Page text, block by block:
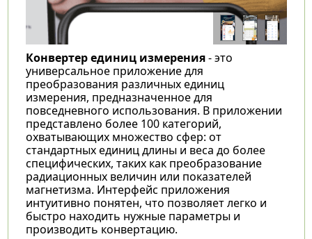
Конвертер единиц измерения- это
универсальное приложение для
преобразования различных единиц
измерения, предназначенное для
повседневного использования. В приложении
представлено более 100 категорий,
охватывающих множество сфер: от
стандартных единиц длины и веса до более
специфических, таких как преобразование
радиационных величин или показателей
магнетизма. Интерфейс приложения
интуитивно понятен, что позволяет легко и
быстро находить нужные параметры и
производить конвертацию.